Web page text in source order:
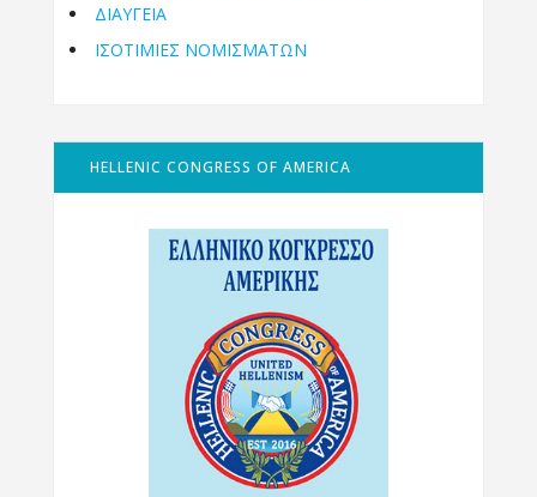
ΔΙΑΥΓΕΙΑ
ΙΣΟΤΙΜΙΕΣ ΝΟΜΙΣΜΑΤΩΝ
HELLENIC CONGRESS OF AMERICA